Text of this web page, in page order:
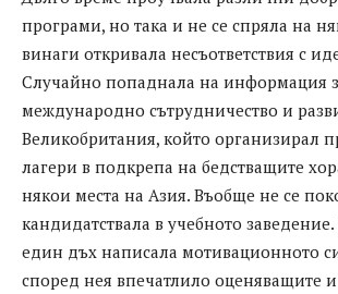
програми, но така и не се спряла на
винаги откривала несъответствия с
Случайно попаднала на информация
международно сътрудничество и
Великобритания, който организирал
лагери в подкрепа на бедстващите
някои места на Азия. Въобще не се
кандидатствала в учебното заведение.
един дъх написала мотивационното
според нея впечатлило оценяващите